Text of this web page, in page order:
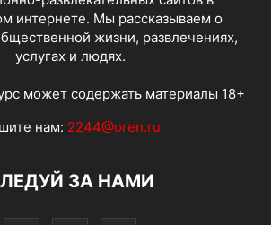
интернете. Мы рассказываем о
жизни, развлечениях,
услугах и людях.
может содержать материалы 18+
нам: 2244@oren.ru
ЗА НАМИ